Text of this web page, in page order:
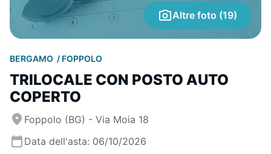
Altre foto (19)
BERGAMO FOPPOLO
TRILOCALE CON POSTO AUTO
COPERTO
Foppolo (BG) - Via Moia 18
Data dell'asta: 06/10/2026